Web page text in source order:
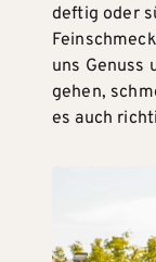
deftig oder
uns Genuss
gehen,
es auch